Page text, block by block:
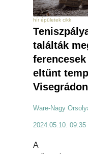
hír épületek cikk
találták
ferencesek
eltűnt
Ware-Nagy
2024.05.10. 09:35
A